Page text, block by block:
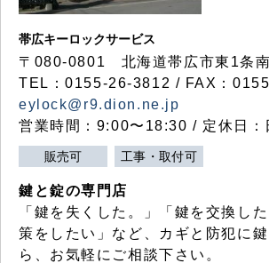
帯広キーロックサービス
〒080-0801 北海道帯広市東1条
TEL：0155-26-3812 / FAX：
eylock@r9.dion.ne.jp
営業時間：9:00〜18:30 / 定休日：
販売可 工事・取付可
鍵と錠の専門店
「鍵を失くした。」「鍵を交換し
策をしたい」など、カギと防犯に
ら、お気軽にご相談下さい。